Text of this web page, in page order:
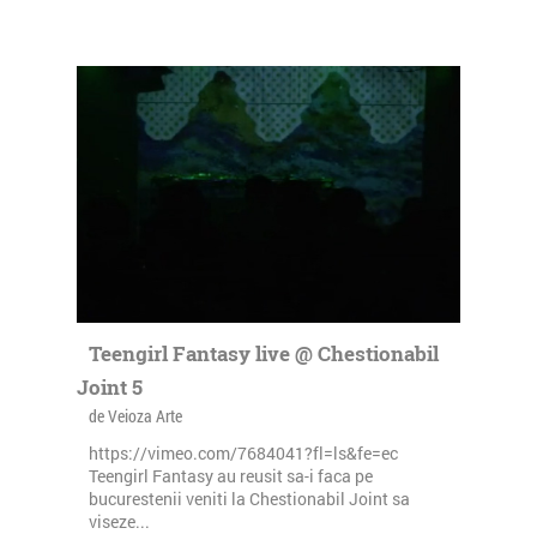
Teengirl Fantasy live @ Chestionabil
Joint 5
de Veioza Arte
https://vimeo.com/7684041?fl=ls&fe=ec
Teengirl Fantasy au reusit sa-i faca pe
bucurestenii veniti la Chestionabil Joint sa
viseze...